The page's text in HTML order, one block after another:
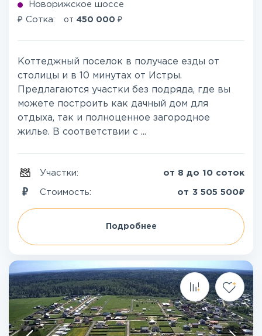
Новорижское шоссе
₽ Сотка: от 450 000 ₽
Коттеджный поселок в получасе езды от
столицы и в 10 минутах от Истры.
Предлагаются участки без подряда, где вы
можете построить как дачный дом для
отдыха, так и полноценное загородное
жилье. В соответствии с ...
Участки: от 8 до 10 соток
Стоимость: от 3 505 500₽
Подробнее